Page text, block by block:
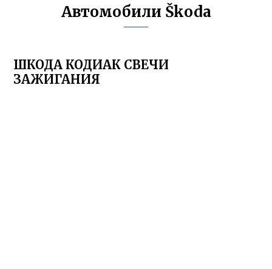
Автомобили Škoda
ШКОДА КОДИАК СВЕЧИ
ЗАЖИГАНИЯ